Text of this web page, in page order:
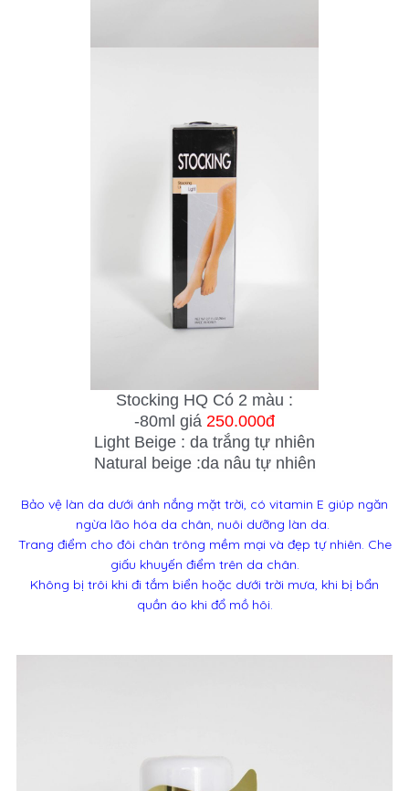
Stocking HQ Có 2 màu :
-80ml giá 250.000đ
Light Beige : da trắng tự nhiên
Natural beige :da nâu tự nhiên
Bảo vệ làn da dưới ánh nắng mặt trời, có vitamin E giúp ngăn
ngừa lão hóa da chân, nuôi dưỡng làn da.
Trang điểm cho đôi chân trông mềm mại và đẹp tự nhiên. Che
giấu khuyến điểm trên da chân.
Không bị trôi khi đi tắm biển hoặc dưới trời mưa, khi bị bẩn
quần áo khi đổ mồ hôi.